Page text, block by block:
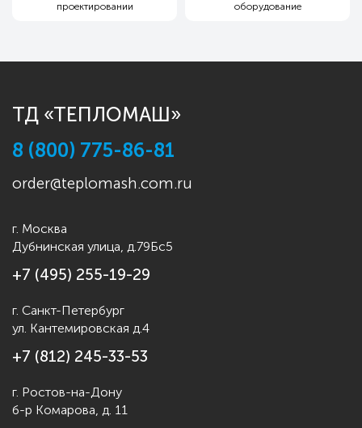
проектировании
оборудование
ТД «ТЕПЛОМАШ»
8 (800) 775-86-81
order@teplomash.com.ru
г. Москва
Дубнинская улица, д.79Бс5
+7 (495) 255-19-29
г. Санкт-Петербург
ул. Кантемировская д.4
+7 (812) 245-33-53
г. Ростов-на-Дону
б-р Комарова, д. 11